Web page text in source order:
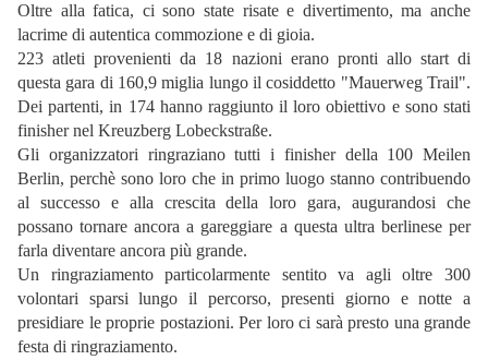
Oltre alla fatica, ci sono state risate e divertimento, ma anche
lacrime di autentica commozione e di gioia.
223 atleti provenienti da 18 nazioni erano pronti allo start di
questa gara di 160,9 miglia lungo il cosiddetto "Mauerweg Trail".
Dei partenti, in 174 hanno raggiunto il loro obiettivo e sono stati
finisher nel Kreuzberg Lobeckstraße.
Gli organizzatori ringraziano tutti i finisher della 100 Meilen
Berlin, perchè sono loro che in primo luogo stanno contribuendo
al successo e alla crescita della loro gara, augurandosi che
possano tornare ancora a gareggiare a questa ultra berlinese per
farla diventare ancora più grande.
Un ringraziamento particolarmente sentito va agli oltre 300
volontari sparsi lungo il percorso, presenti giorno e notte a
presidiare le proprie postazioni. Per loro ci sarà presto una grande
festa di ringraziamento.